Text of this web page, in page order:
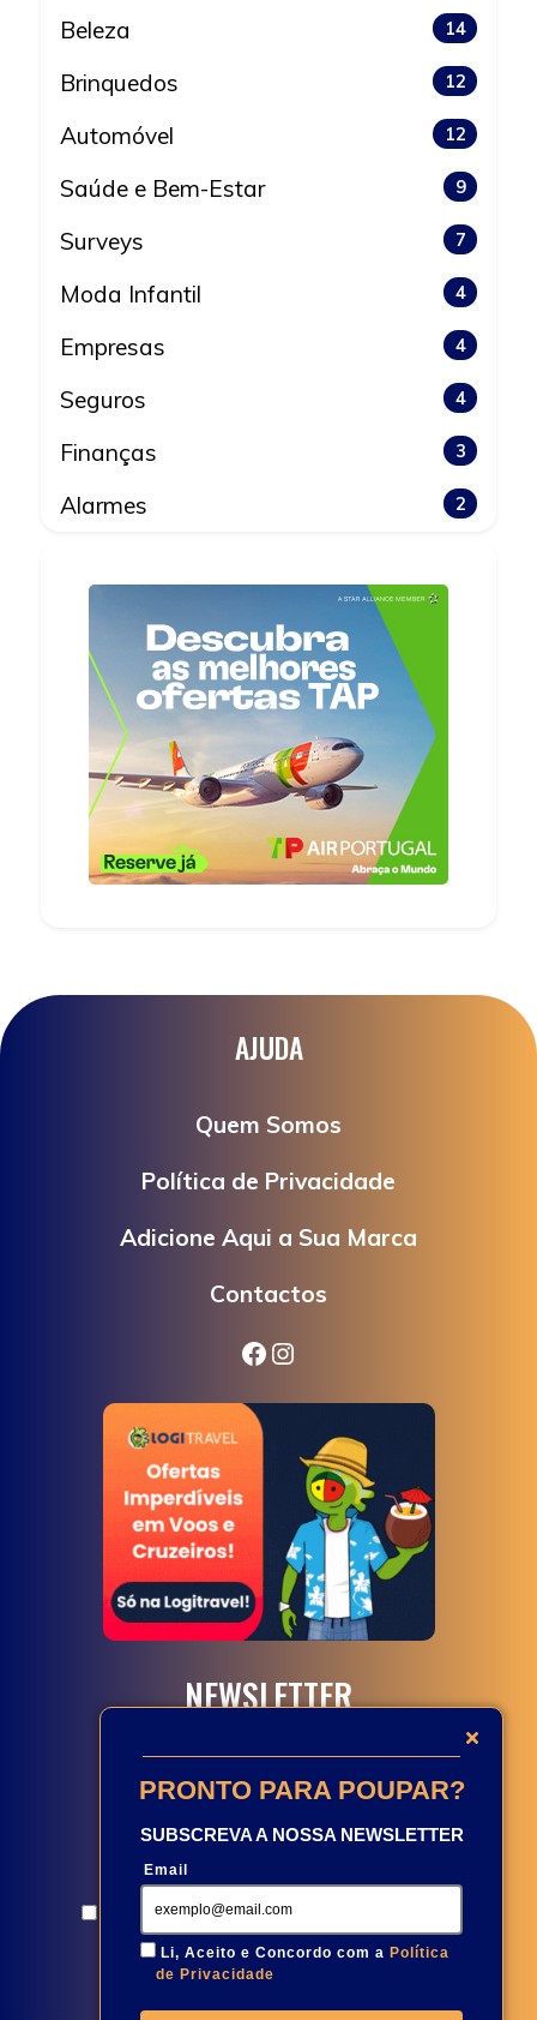
Beleza 14
Brinquedos 12
Automóvel 12
Saúde e Bem-Estar 9
Surveys 7
Moda Infantil 4
Empresas 4
Seguros 4
Finanças 3
Alarmes 2
AJUDA
Quem Somos
Política de Privacidade
Adicione Aqui a Sua Marca
Contactos
Facebook
Instagram
NEWSLETTER
Aceito e concordo com aPolítica de Privacidade
Subscreva
PRONTO PARA POUPAR?
SUBSCREVA A NOSSA NEWSLETTER
Email
Li, Aceito e Concordo com a Política
de Privacidade